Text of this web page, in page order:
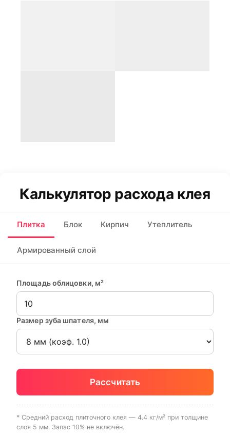
Калькулятор расхода клея
Плитка Блок Кирпич Утеплитель
Армированный слой
Площадь облицовки, м²
Размер зуба шпателя, мм
Рассчитать
* Средний расход плиточного клея — 4.4 кг/м² при толщине
слоя 5 мм. Запас 10% не включён.